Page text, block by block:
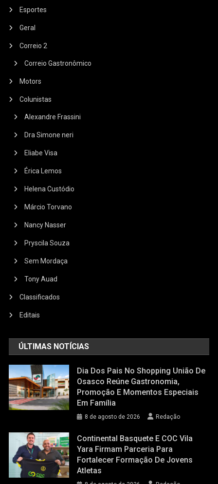
Esportes
Geral
Correio 2
Correio Gastronômico
Motors
Colunistas
Alexandre Frassini
Dra Simone neri
Eliabe Visa
Érica Lemos
Helena Custódio
Márcio Torvano
Nancy Nasser
Pryscila Souza
Sem Mordaça
Tony Auad
Classificados
Editais
ÚLTIMAS NOTÍCIAS
Dia Dos Pais No Shopping União De
Osasco Reúne Gastronomia,
Promoção E Momentos Especiais
Em Família
8 de agosto de 2026 Redação
Continental Basquete E COC Vila
Yara Firmam Parceria Para
Fortalecer Formação De Jovens
Atletas